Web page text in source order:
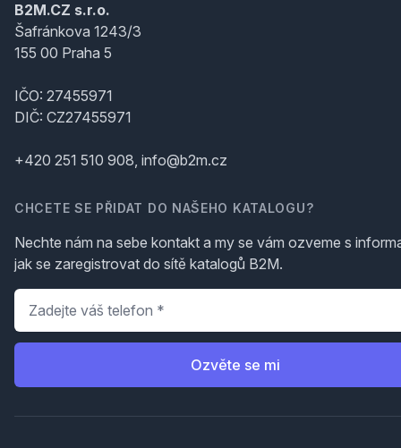
B2M.CZ s.r.o.
Šafránkova 1243/3
155 00 Praha 5
IČO: 27455971
DIČ: CZ27455971
+420 251 510 908, info@b2m.cz
CHCETE SE PŘIDAT DO NAŠEHO KATALOGU?
Nechte nám na sebe kontakt a my se vám ozveme s
jak se zaregistrovat do sítě katalogů B2M.
Telefon
Ozvěte se mi